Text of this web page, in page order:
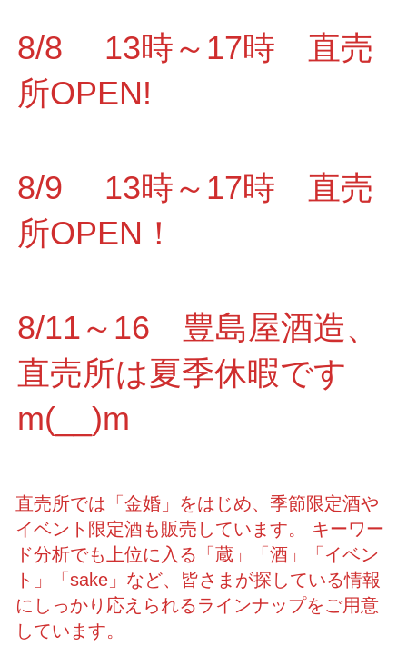
8/8 13時～17時 直売
所OPEN!
8/9 13時～17時 直売
所OPEN！
8/11～16 豊島屋酒造、
直売所は夏季休暇です
m(__)m
直売所では「金婚」をはじめ、季節限定酒や
イベント限定酒も販売しています。 キーワー
ド分析でも上位に入る「蔵」「酒」「イベン
ト」「sake」など、皆さまが探している情報
にしっかり応えられるラインナップをご用意
しています。